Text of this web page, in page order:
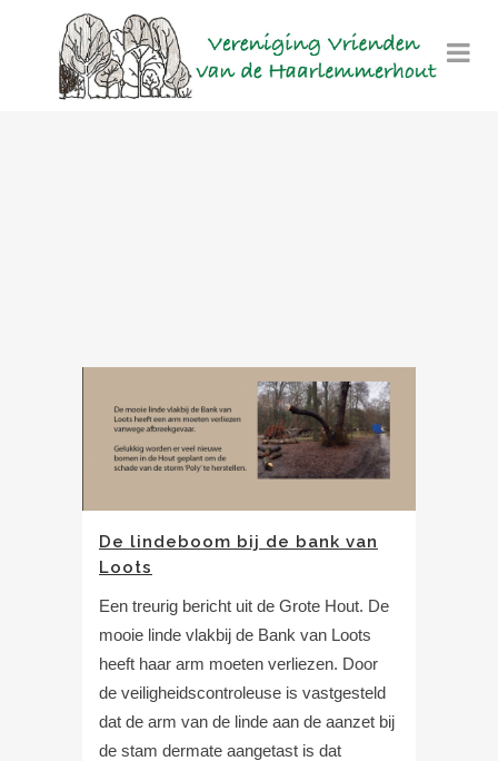
De lindeboom bij de bank van
Loots
Een treurig bericht uit de Grote Hout. De
mooie linde vlakbij de Bank van Loots
heeft haar arm moeten verliezen. Door
de veiligheidscontroleuse is vastgesteld
dat de arm van de linde aan de aanzet bij
de stam dermate aangetast is dat